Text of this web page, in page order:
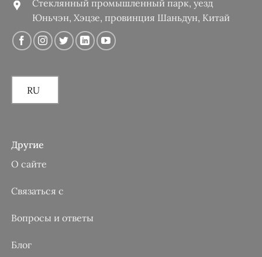
Стеклянный промышленный парк, уезд
Юньчэн, Хэцзе, провинция Шаньдун, Китай
RU
Другие
О сайте
Связаться с
Вопросы и ответы
Блог